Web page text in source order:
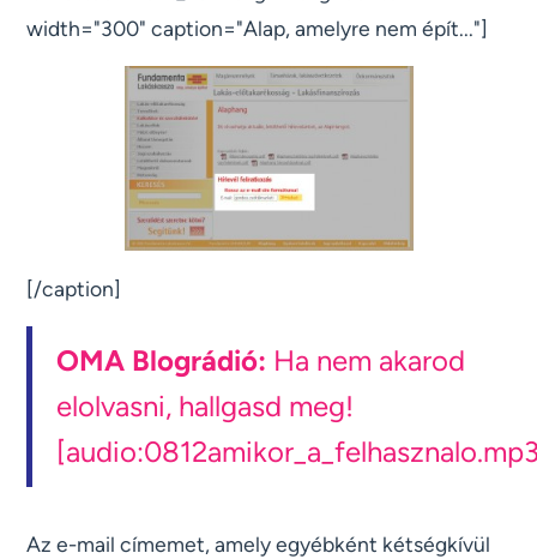
width="300" caption="Alap, amelyre nem épít..."]
[/caption]
OMA Blográdió: Ha nem akarod
elolvasni, hallgasd meg!
Az e-mail címemet, amely egyébként kétségkívül